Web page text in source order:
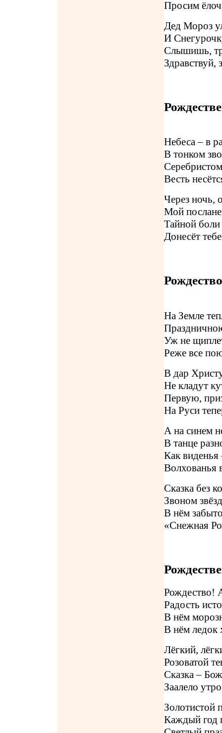
Просим
Дед Мороз
И
Слышишь,
Здравствуй,
Небеса – в
В тонком
Весть
Через ночь,
Мой
Тайной боли
Донесёт
Рождество
На Земле
Уж не
Реже все
В дар
Не кладут
Первую,
На Руси
А на синем
В танце
Как виденья
Волхованья
Сказка без
Звоном
В нём
«Снежная
Рождество!
Радость
В нём
В нём ледок
Лёгкий,
Розоватой
Сказка –
Заалело
Каждый год